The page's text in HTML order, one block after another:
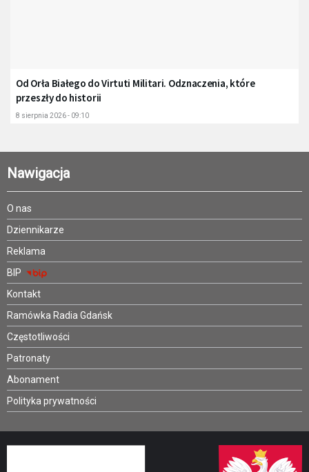
Od Orła Białego do Virtuti Militari. Odznaczenia, które
przeszły do historii
8 sierpnia 2026 - 09:10
Nawigacja
O nas
Dziennikarze
Reklama
BIP
Kontakt
Ramówka Radia Gdańsk
Częstotliwości
Patronaty
Abonament
Polityka prywatności